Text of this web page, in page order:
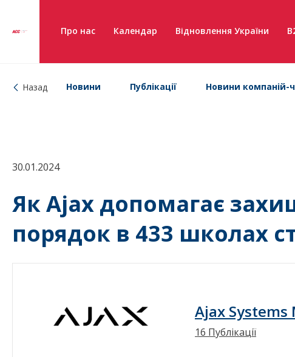
Про нас Календар Відновлення України
Назад Новини Публікації Новини компаній-
30.01.2024
Як Ajax допомагає
порядок в 433 школах
Ajax
16 Публікації